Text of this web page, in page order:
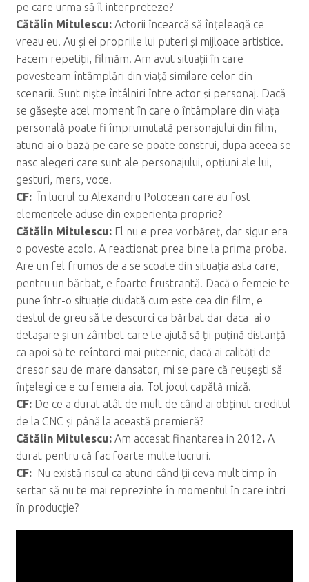
pe care urma să îl interpreteze?
Cătălin Mitulescu: Actorii încearcă să înțeleagă ce
vreau eu. Au și ei propriile lui puteri și mijloace artistice.
Facem repetiții, filmăm. Am avut situații în care
povesteam întâmplări din viață similare celor din
scenarii. Sunt niște întâlniri între actor și personaj. Dacă
se găsește acel moment în care o întâmplare din viața
personală poate fi împrumutată personajului din film,
atunci ai o bază pe care se poate construi, dupa aceea se
nasc alegeri care sunt ale personajului, opțiuni ale lui,
gesturi, mers, voce.
CF: În lucrul cu Alexandru Potocean care au fost
elementele aduse din experiența proprie?
Cătălin Mitulescu: El nu e prea vorbăreț, dar sigur era
o poveste acolo. A reactionat prea bine la prima proba.
Are un fel frumos de a se scoate din situația asta care,
pentru un bărbat, e foarte frustrantă. Dacă o femeie te
pune într-o situație ciudată cum este cea din film, e
destul de greu să te descurci ca bărbat dar daca ai o
detașare și un zâmbet care te ajută să ții puțină distanță
ca apoi să te reîntorci mai puternic, dacă ai calități de
dresor sau de mare dansator, mi se pare că reușești să
înțelegi ce e cu femeia aia. Tot jocul capătă miză.
CF: De ce a durat atât de mult de când ai obținut creditul
de la CNC și până la această premieră?
Cătălin Mitulescu: Am accesat finantarea in 2012. A
durat pentru că fac foarte multe lucruri.
CF: Nu există riscul ca atunci când ții ceva mult timp în
sertar să nu te mai reprezinte în momentul în care intri
în producție?